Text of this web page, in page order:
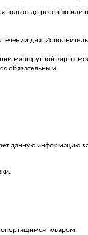
только до
дня.
маршрутной карты
обязательным.
данную информацию
товаром.